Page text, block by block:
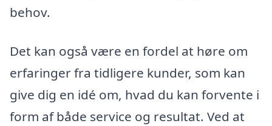
behov.
Det kan også være en fordel at høre om
erfaringer fra tidligere kunder, som kan
give dig en idé om, hvad du kan forvente i
form af både service og resultat. Ved at